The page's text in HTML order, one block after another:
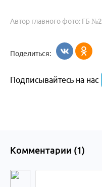
Автор главного фото: ГБ №2
Поделиться:
Подписывайтесь на нас
Комментарии (1)